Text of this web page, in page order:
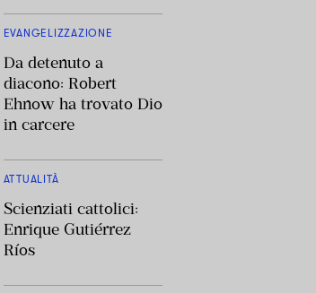
EVANGELIZZAZIONE
Da detenuto a
diacono: Robert
Ehnow ha trovato Dio
in carcere
ATTUALITÀ
Scienziati cattolici:
Enrique Gutiérrez
Ríos